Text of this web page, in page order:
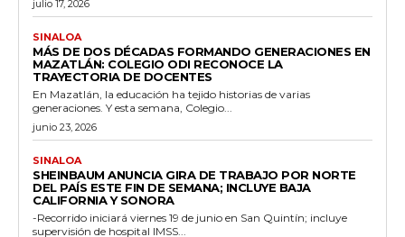
julio 17, 2026
SINALOA
MÁS DE DOS DÉCADAS FORMANDO GENERACIONES EN
MAZATLÁN: COLEGIO ODI RECONOCE LA
TRAYECTORIA DE DOCENTES
En Mazatlán, la educación ha tejido historias de varias
generaciones. Y esta semana, Colegio...
junio 23, 2026
SINALOA
SHEINBAUM ANUNCIA GIRA DE TRABAJO POR NORTE
DEL PAÍS ESTE FIN DE SEMANA; INCLUYE BAJA
CALIFORNIA Y SONORA
-Recorrido iniciará viernes 19 de junio en San Quintín; incluye
supervisión de hospital IMSS...